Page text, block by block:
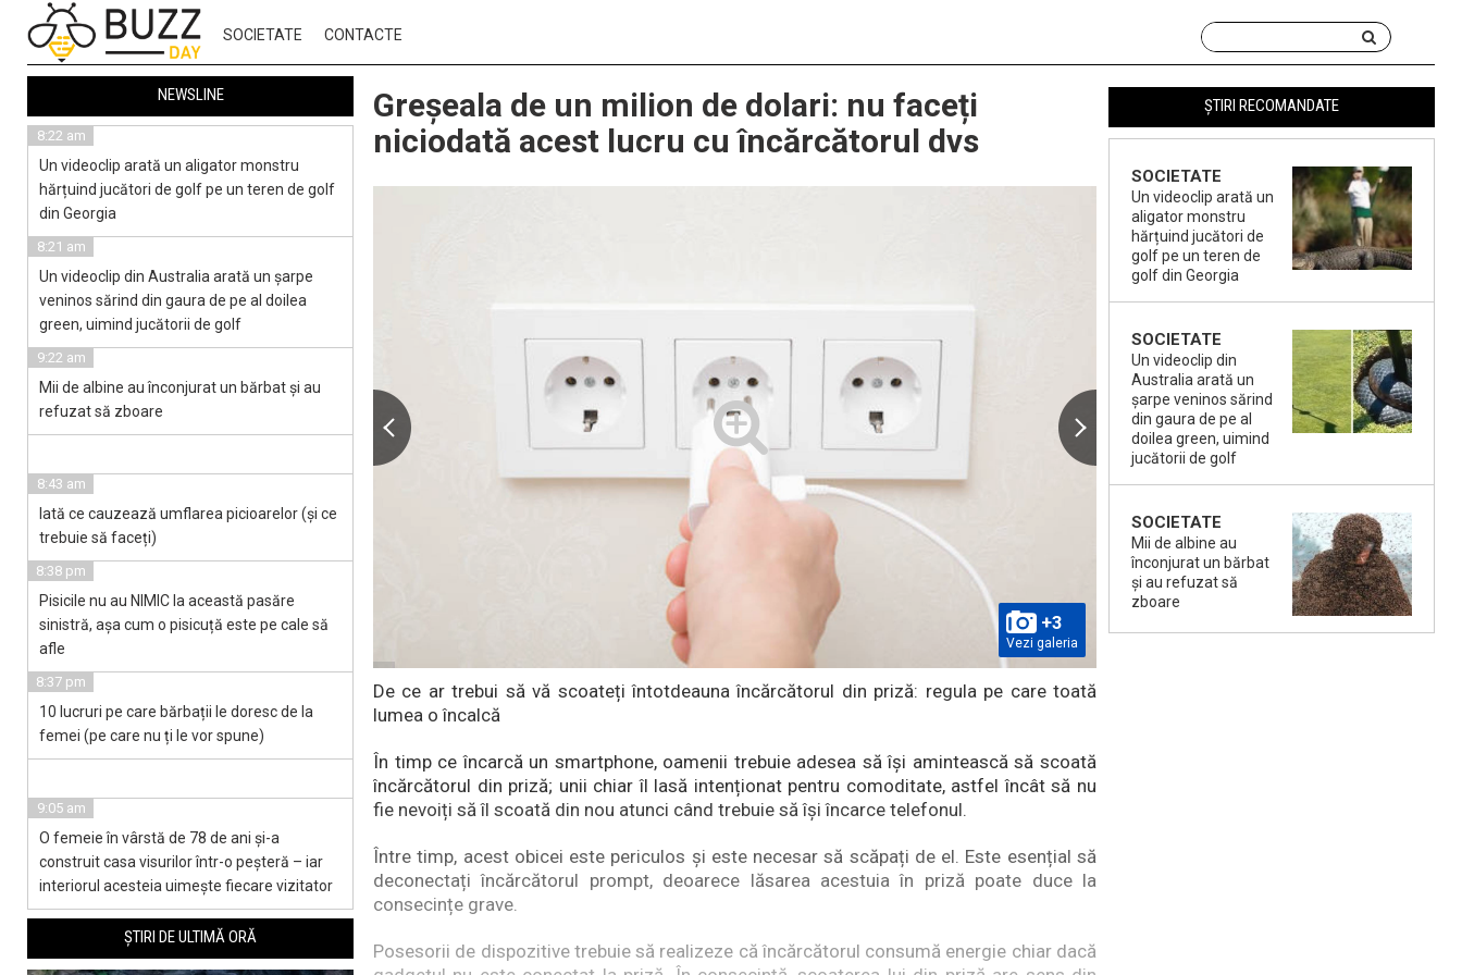
SOCIETATE CONTACTE
Greșeala de un milion de dolari: nu faceți
niciodată acest lucru cu încărcătorul dvs
+3
Vezi galeria
De ce ar trebui să vă scoateți întotdeauna încărcătorul din priză: regula pe care toată
lumea o încalcă
În timp ce încarcă un smartphone, oamenii trebuie adesea să își amintească să scoată
încărcătorul din priză; unii chiar îl lasă intenționat pentru comoditate, astfel încât să nu
fie nevoiți să îl scoată din nou atunci când trebuie să își încarce telefonul.
Între timp, acest obicei este periculos și este necesar să scăpați de el. Este esențial să
deconectați încărcătorul prompt, deoarece lăsarea acestuia în priză poate duce la
consecințe grave.
Posesorii de dispozitive trebuie să realizeze că încărcătorul consumă energie chiar dacă
ȘTIRI RECOMANDATE
SOCIETATE
Un videoclip arată un
aligator monstru
hărțuind jucători de
golf pe un teren de
golf din Georgia
SOCIETATE
Un videoclip din
Australia arată un
șarpe veninos sărind
din gaura de pe al
doilea green, uimind
jucătorii de golf
SOCIETATE
Mii de albine au
înconjurat un bărbat
și au refuzat să
zboare
NEWSLINE
8:22 am
Un videoclip arată un aligator monstru
hărțuind jucători de golf pe un teren de golf
din Georgia
8:21 am
Un videoclip din Australia arată un șarpe
veninos sărind din gaura de pe al doilea
green, uimind jucătorii de golf
9:22 am
Mii de albine au înconjurat un bărbat și au
refuzat să zboare
8:43 am
Iată ce cauzează umflarea picioarelor (și ce
trebuie să faceți)
8:38 pm
Pisicile nu au NIMIC la această pasăre
sinistră, așa cum o pisicuță este pe cale să
afle
8:37 pm
10 lucruri pe care bărbații le doresc de la
femei (pe care nu ți le vor spune)
9:05 am
O femeie în vârstă de 78 de ani și-a
construit casa visurilor într-o peșteră – iar
interiorul acesteia uimește fiecare vizitator
ȘTIRI DE ULTIMĂ ORĂ